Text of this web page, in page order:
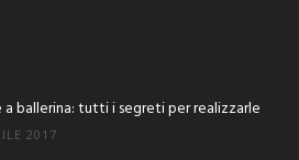
a ballerina: tutti i segreti per realizzarle
2017